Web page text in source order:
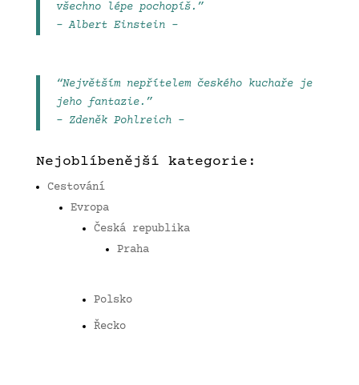
všechno lépe pochopíš.”
– Albert Einstein –
“Největším nepřítelem českého kuchaře je
jeho fantazie.”
– Zdeněk Pohlreich –
Nejoblíbenější kategorie:
Cestování
Evropa
Česká republika
Praha
Polsko
Řecko